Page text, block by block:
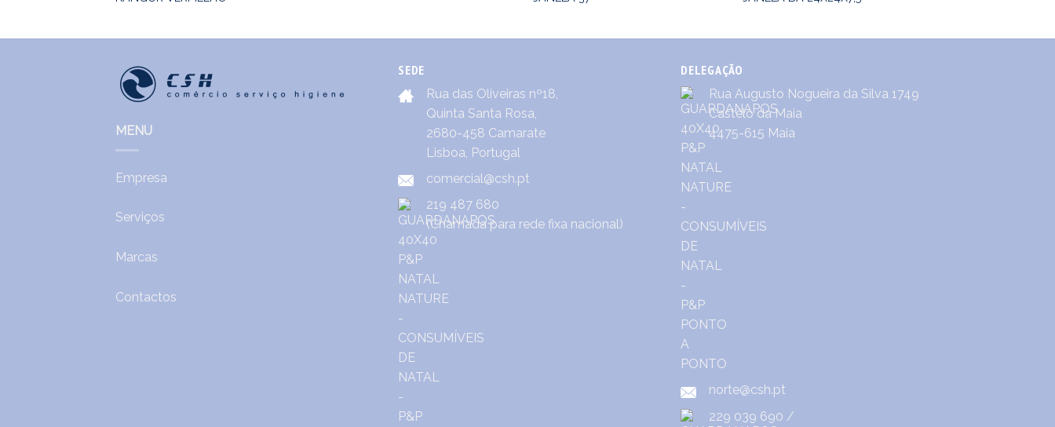
MENU
Empresa
Serviços
Marcas
Contactos
SEDE
Rua das Oliveiras nº18,
Quinta Santa Rosa,
2680-458 Camarate
Lisboa, Portugal
comercial@csh.pt
219 487 680
(Chamada para rede fixa nacional)
DELEGAÇÃO
Rua Augusto Nogueira da Silva 1749
Castêlo da Maia
4475-615 Maia
norte@csh.pt
229 039 690 /